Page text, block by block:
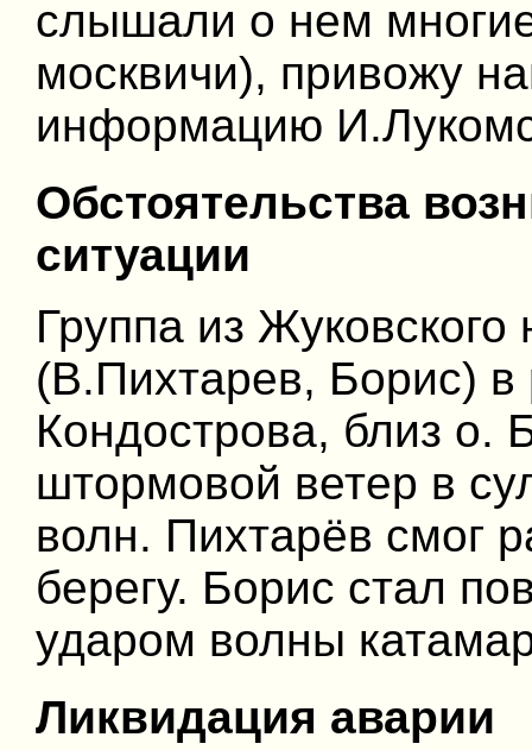
слышали о нем
москвичи), привожу
информацию
Обстоятельства
ситуации
Группа из
(В.Пихтарев, Борис) в
Кондострова, близ о.
штормовой ветер в
волн. Пихтарёв смог
берегу. Борис стал
ударом волны
Ликвидация аварии